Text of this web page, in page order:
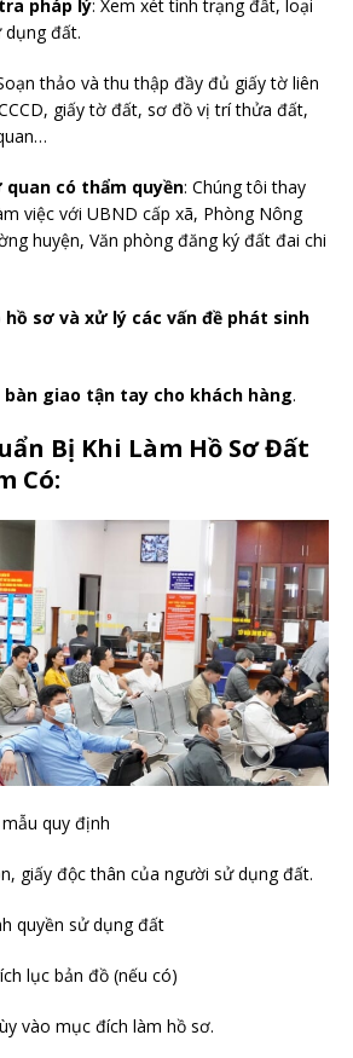
pháp lý: Xem xét tình trạng đất, loại
dụng đất.
thảo và thu thập đầy đủ giấy tờ liên
giấy tờ đất, sơ đồ vị trí thửa đất,
quan có thẩm quyền: Chúng tôi thay
việc với UBND cấp xã, Phòng Nông
huyện, Văn phòng đăng ký đất đai chi
sơ và xử lý các vấn đề phát sinh
bàn giao tận tay cho khách hàng.
Bị Khi Làm Hồ Sơ Đất
Có:
quy định
giấy độc thân của người sử dụng đất.
quyền sử dụng đất
lục bản đồ (nếu có)
vào mục đích làm hồ sơ.